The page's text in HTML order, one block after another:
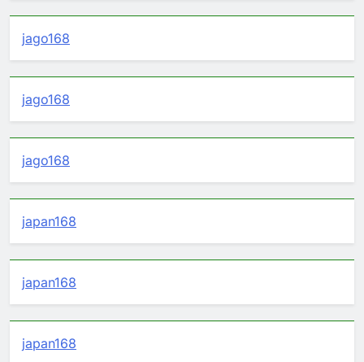
jago168
jago168
jago168
japan168
japan168
japan168